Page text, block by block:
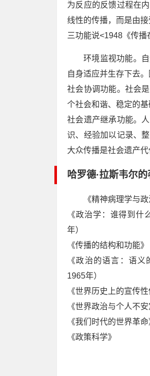
为反应的反馈过程在
线性的传播，而是由
三功能说<1948《传播
环境监视功能。
自身适应并生存下去
社会协调功能。社会
个社会和谐、稳定的
社会遗产继承功能。
识、经验加以记录、
大众传播是社会遗产代
哈罗德·拉斯韦尔
《精神病理学与
《政治学：谁得到什
年）
《传播的结构和功能
《政治的语言：语义
1965年）
《世界历史上的宣传
《世界政治与个人不安
《我们时代的世界革命
《政策科学》